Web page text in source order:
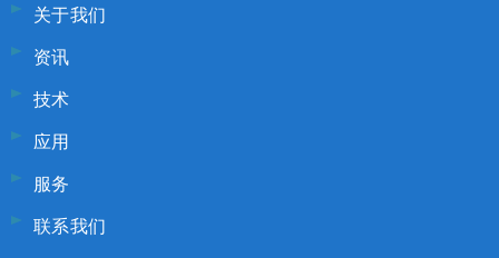
关于我们
资讯
技术
应用
服务
联系我们